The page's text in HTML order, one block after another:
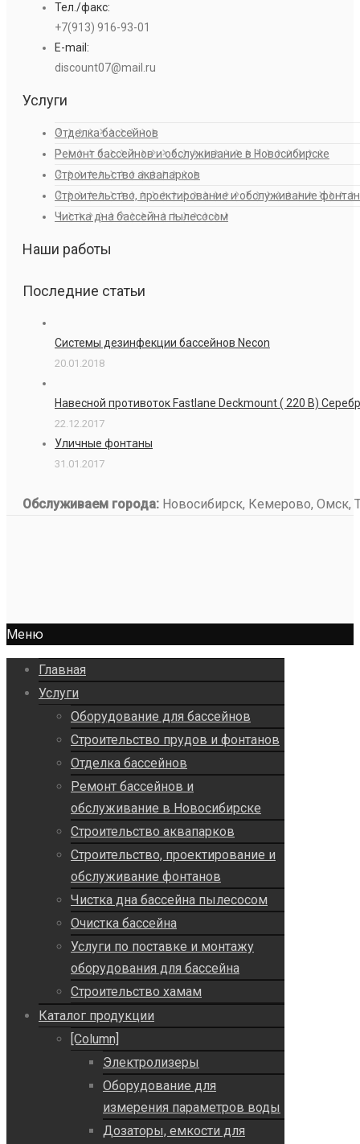
Тел./факс:
+7(913) 916-93-01
E-mail:
discount07@mail.ru
Услуги
Отделка бассейнов
Ремонт бассейнов и обслуживание в Новосибирске
Строительство аквапарков
Строительство, проектирование и обслуживание
Чистка дна бассейна пылесосом
Наши работы
Последние статьи
Системы дезинфекции бассейнов Necon
20.01.2018
Навесной противоток Fastlane Deckmount ( 220 В)
22.12.2017
Уличные фонтаны
31.01.2017
Обслуживаем города: Новосибирск, Кемерово, Омск,
Меню
Главная
Услуги
Оборудование для бассейнов
Строительство прудов и фонтанов
Отделка бассейнов
Ремонт бассейнов и
обслуживание в Новосибирске
Строительство аквапарков
Строительство, проектирование и
обслуживание фонтанов
Чистка дна бассейна пылесосом
Очистка бассейна
Услуги по поставке и монтажу
оборудования для бассейна
Строительство хамам
Каталог продукции
[Column]
Электролизеры
Оборудование для
измерения параметров воды
Дозаторы, емкости для